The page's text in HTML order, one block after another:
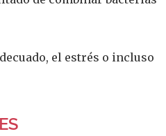
el estrés o incluso